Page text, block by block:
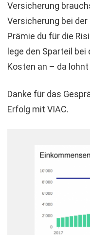
Versicherung
Versicherung bei
Prämie du für die
lege den Sparteil
Kosten an – da
Danke für das
Erfolg mit VIAC.